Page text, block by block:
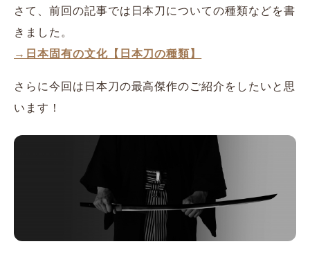
さて、前回の記事では日本刀についての種類などを書
きました。
→日本固有の文化【日本刀の種類】
さらに今回は日本刀の最高傑作のご紹介をしたいと思
います！